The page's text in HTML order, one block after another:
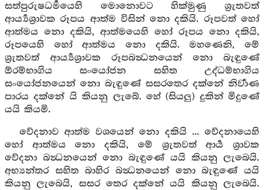
සත්පුරුෂධර්‍මයෙහි මොනොවට හික්මුණු ශ්‍රැතවත්
ආර්‍ය්‍යශ්‍රාවක රූපය ආත්ම විසින් නො දකියි. රූපවත් හෝ
ආත්මය නො දකියි, ආත්මයෙහි හෝ රූපය නො දකියි,
රූපයෙහි හෝ ආත්මය නො දකියි. මහණෙනි, මේ
ශ්‍රැතවත් ආර්‍ය්‍යශ්‍රාවක රූපබන්‍ධනයෙන් නො බැඳුණේ
ඕරම්භාගිය සංයෝජන සහිත උද්ධම්භාගිය
සංයෝජනයෙන් නො බැඳුණේ සසරතෙර දක්නේ නිර්‍වාණ
පාරය දක්නේ යි කියනු ලැබේ. හේ (සියලු) දුකින් මිදුණේ
යයි කියමි.
වේදනාව ආත්ම වශයෙන් නො දකියි ... වේදනායෙහි
හෝ ආත්මය නො දකියි, මේ ශ්‍රැතවත් ආර්‍ය ශ්‍රාවක
වේදනා බන්‍ධනයෙන් නො බැඳුණේ යයි කියනු ලැබෙයි.
අභ්‍යන්තර සහිත බාහිර බන්‍ධනයෙන් නො බැඳුණේ යයි
කියනු ලැබෙයි, සසර තෙර දක්නේ යයි කියනු ලැබෙයි.